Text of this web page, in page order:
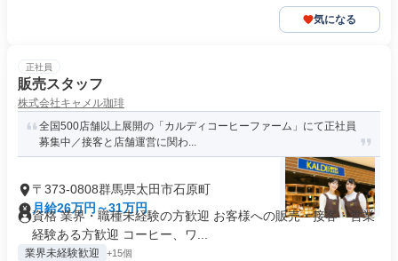
気になる
正社員
販売スタッフ
株式会社キャメル珈琲
全国500店舗以上展開の「カルディコーヒーファーム」にて正社員
募集中／接客と店舗運営に関わ...
〒373-0808群馬県太田市石原町
月給26万円～31万円
資格 業界・職種未経験の方歓迎 お客様への販売・接客・営業
経験ある方歓迎 コーヒー、ワ...
業界未経験歓迎 +15個